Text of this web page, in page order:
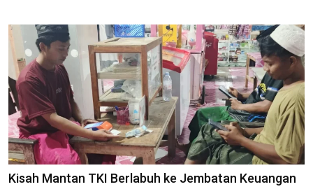
Kisah Mantan TKI Berlabuh ke Jembatan Keuangan